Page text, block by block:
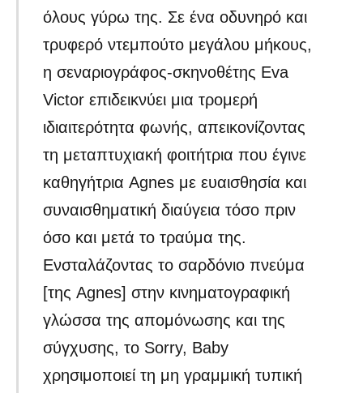
όλους γύρω της. Σε ένα οδυνηρό και
τρυφερό ντεμπούτο μεγάλου μήκους,
η σεναριογράφος-σκηνοθέτης Eva
Victor επιδεικνύει μια τρομερή
ιδιαιτερότητα φωνής, απεικονίζοντας
τη μεταπτυχιακή φοιτήτρια που έγινε
καθηγήτρια Agnes με ευαισθησία και
συναισθηματική διαύγεια τόσο πριν
όσο και μετά το τραύμα της.
Ενσταλάζοντας το σαρδόνιο πνεύμα
[της Agnes] στην κινηματογραφική
γλώσσα της απομόνωσης και της
σύγχυσης, το Sorry, Baby
χρησιμοποιεί τη μη γραμμική τυπική